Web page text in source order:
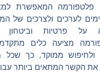
פלטפורמה המאפשרת
לערכים ולצרכים של
על פרטיות וביטחון
מציעה כלים
ולחיפוש ממוקד, כך שכל
את הקשר המתאים ביותר